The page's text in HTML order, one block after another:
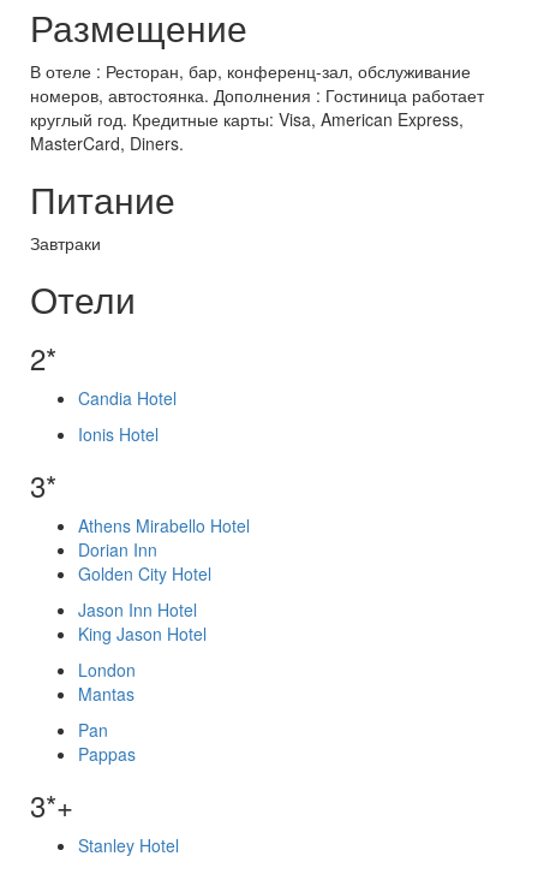
Размещение
В отеле : Ресторан, бар, конференц-зал, обслуживание
номеров, автостоянка. Дополнения : Гостиница работает
круглый год. Кредитные карты: Visa, American Express,
MasterCard, Diners.
Питание
Завтраки
Отели
2*
Candia Hotel
Ionis Hotel
3*
Athens Mirabello Hotel
Dorian Inn
Golden City Hotel
Jason Inn Hotel
King Jason Hotel
London
Mantas
Pan
Pappas
3*+
Stanley Hotel